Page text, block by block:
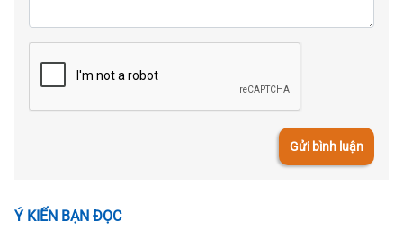
Gửi bình luận
Ý KIẾN BẠN ĐỌC